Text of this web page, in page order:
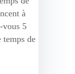
à
vous 5
temps de